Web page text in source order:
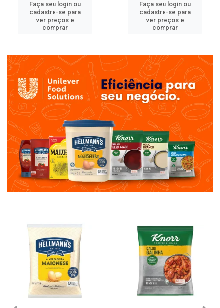
Faça seu login ou
cadastre-se para
ver preços e
comprar
Faça seu login ou
cadastre-se para
ver preços e
comprar